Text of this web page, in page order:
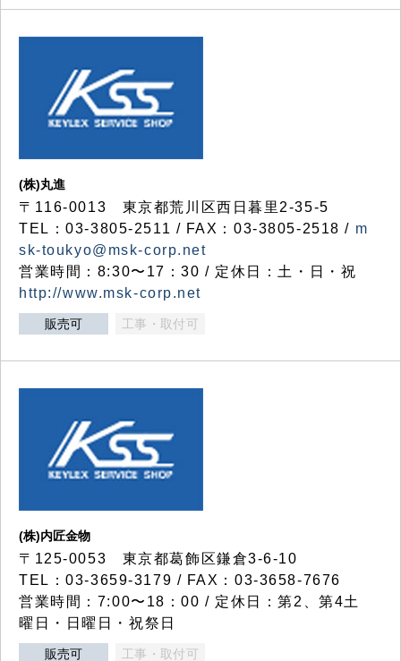
(株)丸進
〒116-0013 東京都荒川区西日暮里2-35-5
TEL：03-3805-2511 / FAX：03-3805-2518 / m
sk-toukyo@msk-corp.net
営業時間：8:30〜17：30 / 定休日：土・日・祝
http://www.msk-corp.net
販売可 工事・取付可
(株)内匠金物
〒125-0053 東京都葛飾区鎌倉3-6-10
TEL：03-3659-3179 / FAX：03-3658-7676
営業時間：7:00〜18：00 / 定休日：第2、第4土
曜日・日曜日・祝祭日
販売可 工事・取付可